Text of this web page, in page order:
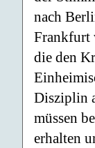
nach
Frankfurt
die den
Disziplin
müssen
erhalten